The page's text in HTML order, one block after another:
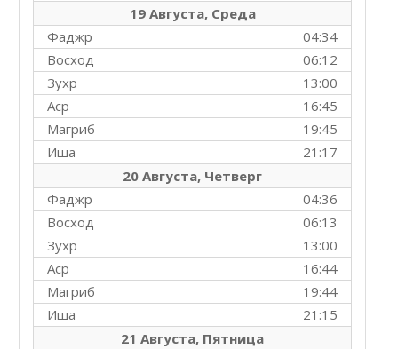
19 Августа, Среда
04:34
Фаджр
06:12
Восход
13:00
Зухр
16:45
Аср
19:45
Магриб
21:17
Иша
20 Августа, Четверг
04:36
Фаджр
06:13
Восход
13:00
Зухр
16:44
Аср
19:44
Магриб
21:15
Иша
21 Августа, Пятница